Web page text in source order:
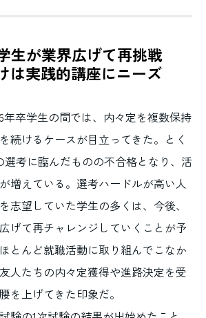
生が業界広げて再挑戦
実践的講座にニーズ
年卒学生の間では、内々定を複数保持
続けるケースが目立ってきた。とく
選考に臨んだものの不合格となり、活
増えている。選考ハードルが高い人
志望していた学生の多くは、今後、
げて再チャレンジしていくことが予
とんど就職活動に取り組んでこなか
人たちの内々定獲得や進路決定を受
を上げてきた印象だ。